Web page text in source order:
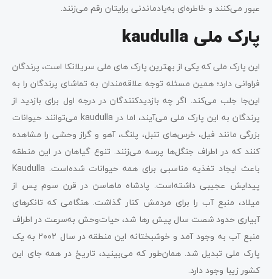
عبور می‌کنند و خاطره‌ای به‌یادماندنی برایتان رقم می‌زنند.
پارک ملی kaudulla
این پارک ملی که یکی از بهترین پارک های ملی سریلانکا است، پرندگان
فراوانی دارد؛ همین مسئله توجه علاقه‌مندان به تماشای پرندگان را به
این‌جا جلب می‌کند. اگر چه بازدیدکنندگان در درجه اول برای بازدید از
پرندگان به این پارک ملی می‌آیند، اما در kaudulla می‌توانند حیوانات
بزرگی مانند فیل، خرس‌های تنبل، پلنگ، آهو و گراز وحشی را مشاهده
کنند که در اطراف جنگل‌ها پرسه می‌زنند. تنوع گیاهان در این منطقه
باعث ایجاد تغذیه مناسبی برای همه حیوانات شده‌است. Kaudulla
پیدایش عجیبی داشته‌است. پادشاه ماهاسن در قرن سوم پس از
میلاد، منبع آب را برای مردمش کنار گذاشت. هنگامی که تانکرهای
آبیاری حدود شصت سال پیش رها شد، حیات‌وحش به‌سرعت در اطراف
منبع آب به وجود آمد و خوشبختانه این منطقه در سال ۲۰۰۲ به یک
پارک ملی تبدیل شد. همان‌طور که می‌بینید، تاریخ در همه جای این
کشور زیبا وجود دارد.